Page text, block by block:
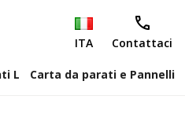
ITA Contattaci
L Carta da parati e Pannelli